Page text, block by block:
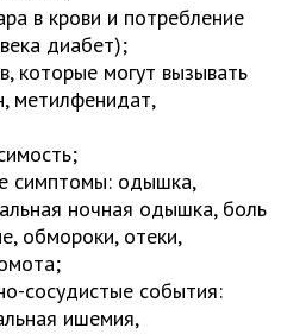
в крови и потребление
диабет);
которые могут вызывать
метилфенидат,
симптомы: одышка,
ночная одышка, боль
обмороки, отеки,
сосудистые события:
ишемия,